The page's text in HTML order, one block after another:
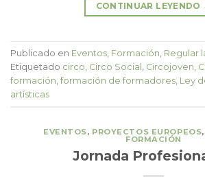
CONTINUAR LEYENDO
Publicado en Eventos Formación Regular
Etiquetado circo Circo Social Circojoven
formación formación de formadores Ley
artísticas
EVENTOS, PROYECTOS EUROPEOS,
FORMACIÓN
Jornada